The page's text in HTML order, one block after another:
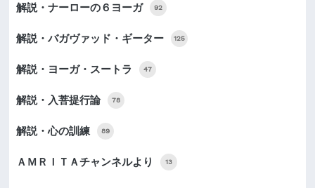
解説・ナーローの６ヨーガ 92
解説・バガヴァッド・ギーター 125
解説・ヨーガ・スートラ 47
解説・入菩提行論 78
解説・心の訓練 89
ＡＭＲＩＴＡチャンネルより 13